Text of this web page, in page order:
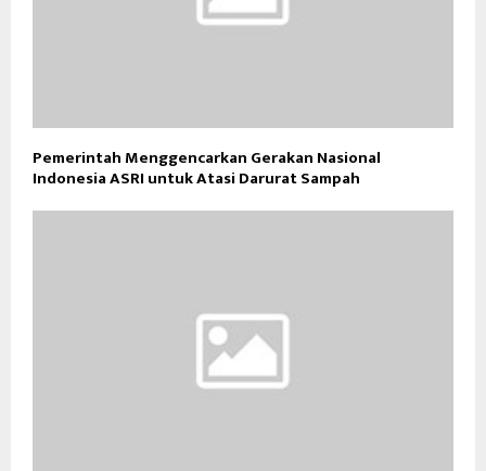
Pemerintah Menggencarkan Gerakan Nasional
Indonesia ASRI untuk Atasi Darurat Sampah